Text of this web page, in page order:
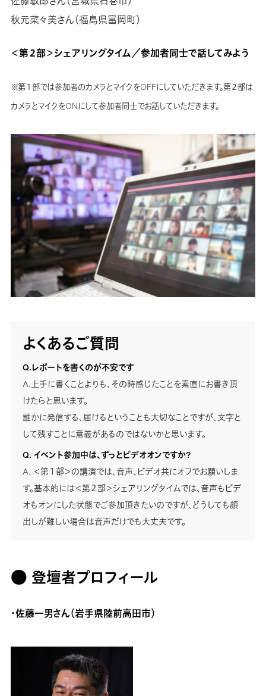
秋元菜々美さん（福島県富岡町）
＜第２部＞シェアリングタイム／参加者同士で話してみよう
※第１部では参加者のカメラとマイクをOFFにしていただきます。第２部は
カメラとマイクをONにして参加者同士でお話していただきます。
よくあるご質問
Q.レポートを書くのが不安です
A.上手に書くことよりも、その時感じたことを素直にお書き頂
けたらと思います。
誰かに発信する、届けるということも大切なことですが、文字と
して残すことに意義があるのではないかと思います。
Q. イベント参加中は、ずっとビデオオンですか?
A. ＜第１部＞の講演では、音声、ビデオ共にオフでお願いしま
す。基本的には＜第２部＞シェアリングタイムでは、音声もビデ
オもオンにした状態でご参加頂きたいのですが、どうしても顔
出しが難しい場合は音声だけでも大丈夫です。
● 登壇者プロフィール
・佐藤一男さん（岩手県陸前高田市）